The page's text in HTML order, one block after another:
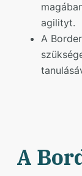
agilityt.
A
A